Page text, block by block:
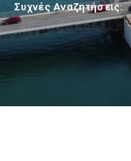
Συχνές Αναζητήσεις: